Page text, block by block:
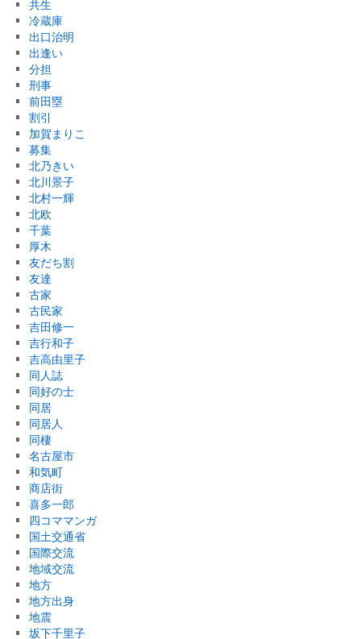
共生
冷蔵庫
出口治明
出逢い
分担
刑事
前田塁
割引
加賀まりこ
募集
北乃きい
北川景子
北村一輝
北欧
千葉
厚木
友だち割
友達
古家
古民家
吉田修一
吉行和子
吉高由里子
同人誌
同好の士
同居
同居人
同棲
名古屋市
和気町
商店街
喜多一郎
四コママンガ
国土交通省
国際交流
地域交流
地方
地方出身
地震
坂下千里子